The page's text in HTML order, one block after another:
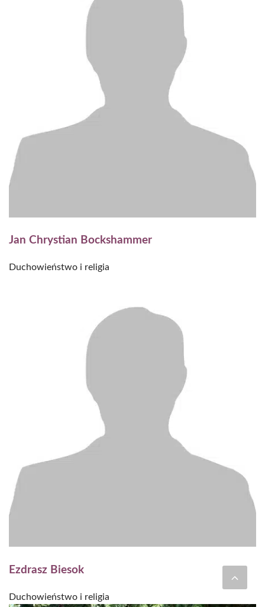
Jan Chrystian Bockshammer
Duchowieństwo i religia
Ezdrasz Biesok
Duchowieństwo i religia